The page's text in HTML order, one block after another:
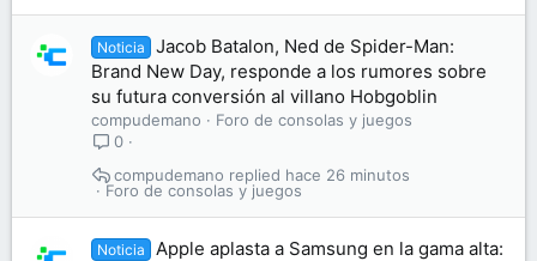
Noticia
Jacob Batalon, Ned de Spider-Man:
Brand New Day, responde a los rumores sobre
su futura conversión al villano Hobgoblin
compudemano
Foro de consolas y juegos
0
Foro de consolas y juegos
hace 26 minutos
compudemano
Noticia
Apple aplasta a Samsung en la gama alta: